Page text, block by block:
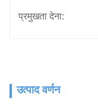
प्रमुखता देना:
उत्पाद वर्णन